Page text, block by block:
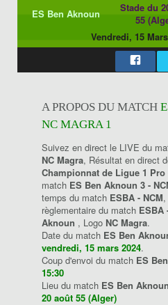
ES Ben Aknoun
Stade du
55
Vendredi, 15
A PROPOS DU MATCH
NC MAGRA 1
Suivez en direct le LIVE du
NC Magra, Résultat en direct
Championnat de Ligue 1 Pro
match ES Ben Aknoun 3 -
temps du match ESBA - NCM
règlementaire du match ESBA
Aknoun , Logo NC Magra.
Date du match ES Ben
vendredi, 15 mars 2024.
Coup d'envoi du match ES
15:30
Lieu du match ES Ben
20 août 55 (Alger)